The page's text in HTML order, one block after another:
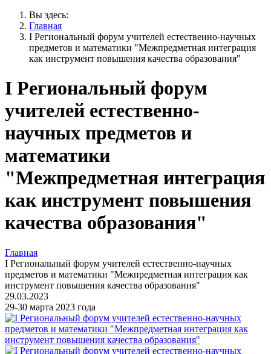
Вы здесь:
Главная
I Региональный форум учителей естественно-научных
предметов и математики "Межпредметная интеграция
как инструмент повышения качества образования"
I Региональный форум
учителей естественно-
научных предметов и
математики
"Межпредметная интеграция
как инструмент повышения
качества образования"
Главная
I Региональный форум учителей естественно-научных
предметов и математики "Межпредметная интеграция как
инструмент повышения качества образования"
29.03.2023
29-30 марта 2023 года